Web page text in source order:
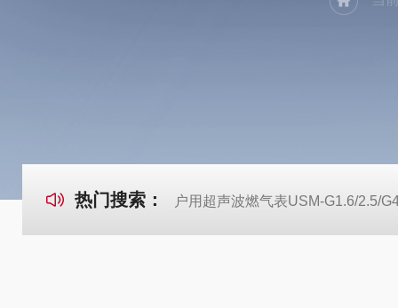
热门搜索： 户用超声波燃气表USM-G1.6/2.5/